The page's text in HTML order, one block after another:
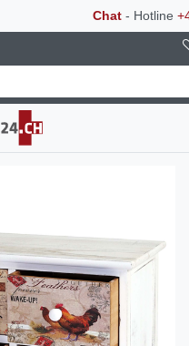
Chat- Hotline